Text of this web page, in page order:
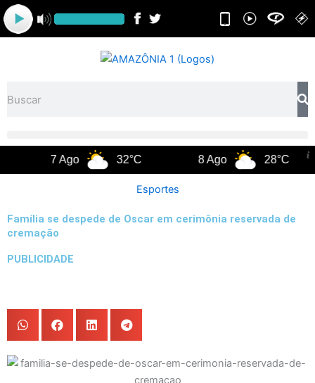
para
o
32°C 28°C
Esportes
Família se despede de Oscar em cerimônia reservada de
cremação
PUBLICIDADE